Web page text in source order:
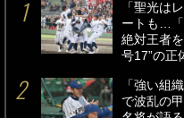
「聖光は
ートも…「
絶対王者
号17”の正
「強い組
で波乱の